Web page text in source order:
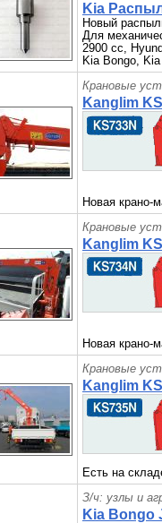
Kia
Новый
Для
2900 сс,
Kia Bongo,
Крановые
Kanglim
Новая крано-
Крановые
Kanglim
Новая крано-
Крановые
Kanglim
Есть на
З/ч: узлы и
Kia Bongo